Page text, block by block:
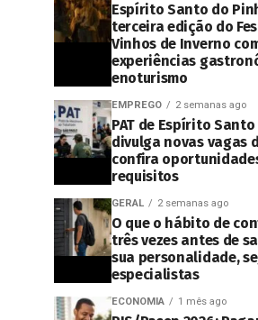
Espírito Santo do
terceira edição do
Vinhos de Inverno
experiências
enoturismo
EMPREGO 2 semanas ago
PAT de Espírito
divulga novas vagas
confira
requisitos
GERAL 2 semanas ago
O que o hábito de
três vezes antes de
sua personalidade,
especialistas
ECONOMIA 1 mês ago